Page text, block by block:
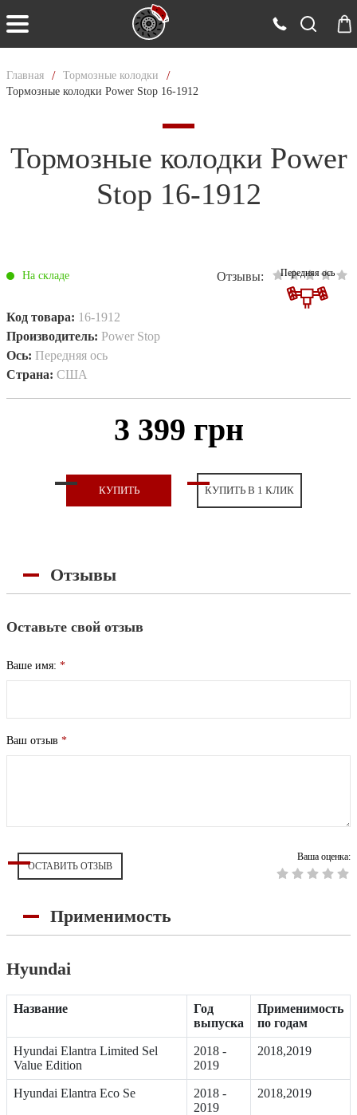
Главная / Тормозные колодки /
Тормозные колодки Power Stop 16-1912
Тормозные колодки Power
Stop 16-1912
Передняя ось
На складе Отзывы:
Код товара: 16-1912
Производитель: Power Stop
Ось: Передняя ось
Страна: США
3 399 грн
КУПИТЬ КУПИТЬ В 1 КЛИК
Отзывы
Оставьте свой отзыв
Ваше имя: *
Ваш отзыв *
ОСТАВИТЬ ОТЗЫВ
Ваша оценка:
Применимость
Hyundai
Название
Год
выпуска
Применимость
по годам
Hyundai Elantra Limited Sel
Value Edition
2018 -
2019
2018,2019
Hyundai Elantra Eco Se
2018 -
2019
2018,2019